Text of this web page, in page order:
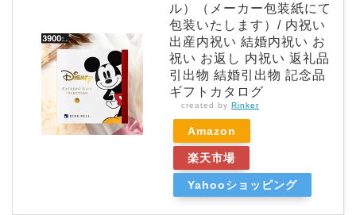
ル）（メーカー包装紙にて
包装いたします）/ 内祝い
出産内祝い 結婚内祝い お
祝い お返し 内祝い 返礼品
引出物 結婚引出物 記念品
ギフトカタログ
created by Rinker
Amazon
楽天市場
Yahooショッピング